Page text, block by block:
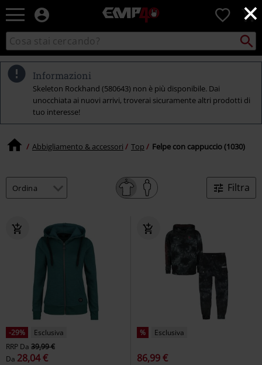
×
EMP
Musica,
Serie
Videogame
merch
0
Cerca
nel
catalogo
Cerca
Punto
di
ritiro
Informazioni
Skeleton Rockhand (580643) non è più disponibile. Dai
unocchiata ai nuovi arrivi, troverai sicuramente altri prodotti di
tuo interesse!
Abbigliamento & accessori Top Felpe con cappuccio (1030)
Filtra
-29%
Esclusiva
RRP Da 39,99 €
Da 28,04 €
% Esclusiva
86,99 €